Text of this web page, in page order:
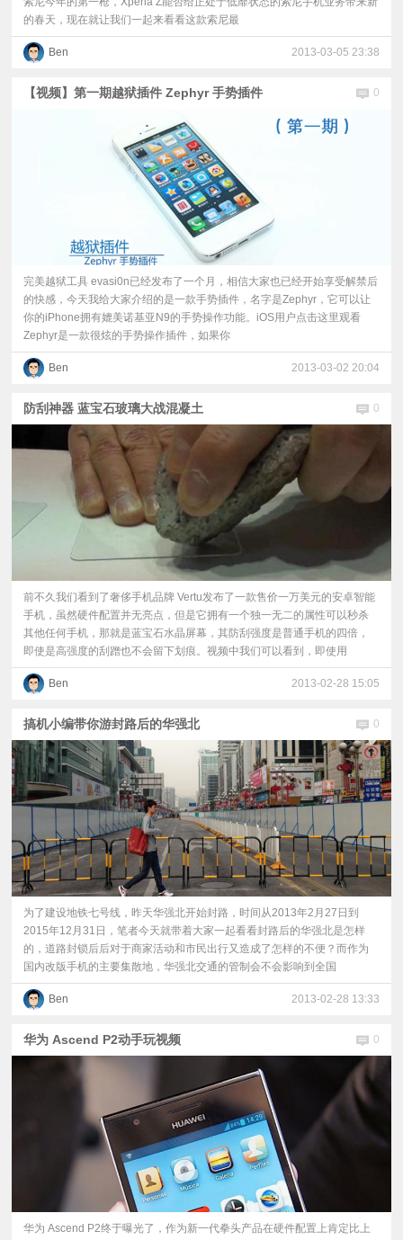
的春天，现在就让我们一起来看看这款索尼最
Ben 2013-03-05 23:38
【视频】第一期越狱插件 Zephyr 手势插件 0
完美越狱工具 evasi0n已经发布了一个月，相信大家也已经开始享受解禁后
的快感，今天我给大家介绍的是一款手势插件，名字是Zephyr，它可以让
你的iPhone拥有媲美诺基亚N9的手势操作功能。iOS用户点击这里观看
Zephyr是一款很炫的手势操作插件，如果你
Ben 2013-03-02 20:04
防刮神器 蓝宝石玻璃大战混凝土 0
前不久我们看到了奢侈手机品牌 Vertu发布了一款售价一万美元的安卓智能
手机，虽然硬件配置并无亮点，但是它拥有一个独一无二的属性可以秒杀
其他任何手机，那就是蓝宝石水晶屏幕，其防刮强度是普通手机的四倍，
即使是高强度的刮蹭也不会留下划痕。视频中我们可以看到，即使用
Ben 2013-02-28 15:05
搞机小编带你游封路后的华强北 0
为了建设地铁七号线，昨天华强北开始封路，时间从2013年2月27日到
2015年12月31日，笔者今天就带着大家一起看看封路后的华强北是怎样
的，道路封锁后后对于商家活动和市民出行又造成了怎样的不便？而作为
国内改版手机的主要集散地，华强北交通的管制会不会影响到全国
Ben 2013-02-28 13:33
华为 Ascend P2动手玩视频 0
华为 Ascend P2终于曝光了，作为新一代拳头产品在硬件配置上肯定比上